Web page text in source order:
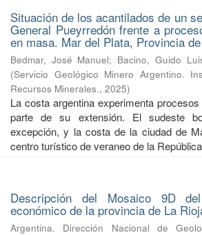
Situación de los acantilados de un
General Pueyrredón frente a
en masa. Mar del Plata, Provincia
Bedmar, José Manuel; Bacino, Guido
(Servicio Geológico Minero Argentino.
Recursos Minerales., 2025)
La costa argentina experimenta
parte de su extensión. El sudeste
excepción, y la costa de la ciudad de
centro turístico de veraneo de la
Descripción del Mosaico 9D
económico de la provincia de La
Argentina. Dirección Nacional de